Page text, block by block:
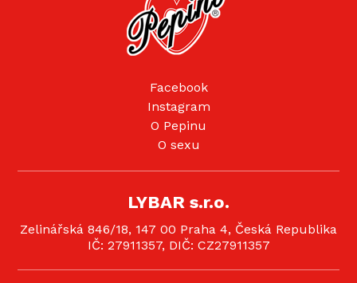
Facebook
Instagram
O Pepinu
O sexu
LYBAR s.r.o.
Zelinářská 846/18, 147 00 Praha 4, Česká Republika
IČ: 27911357, DIČ: CZ27911357